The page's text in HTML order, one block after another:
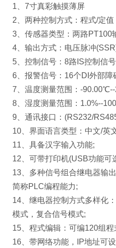
1、7寸真彩触摸薄屏
2、两种控制方式：程式/定值
3、传感器类型：两路PT100
4、输出方式：电压脉冲(SSR)/
5、控制信号：8路IS控制信号
6、报警信号：16个DI外部障
7、温度测量范围：-90.00℃--
8、湿度测量范围：1.0%--
9、通讯接口：(RS232/RS485
10、界面语言类型：中文/英
11、具备汉字输入功能;
12、可带打印机(USB功能可
13、多种信号组合继电器输出
简称PLC编程能力;
14、继电器控制方式多样化：
模式，复合信号模式;
15、程式编辑：可编120组程
16、带网络功能，IP地址可